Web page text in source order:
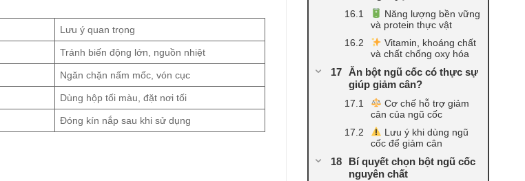
Lưu ý quan trọng
Tránh biến động lớn, nguồn nhiệt
Ngăn chặn nấm mốc, vón cục
Dùng hộp tối màu, đặt nơi tối
Đóng kín nắp sau khi sử dụng
Năng lượng bền vững
và protein thực vật
Vitamin, khoáng chất
và chất chống oxy hóa
Ăn bột ngũ cốc có thực sự
giúp giảm cân?
Cơ chế hỗ trợ giảm
cân của ngũ cốc
Lưu ý khi dùng ngũ
cốc để giảm cân
Bí quyết chọn bột ngũ cốc
nguyên chất